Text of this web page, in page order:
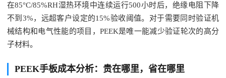
在85°C/85%RH湿热环境中连续运行500小时后，绝缘电阻下降
不到3%，远超客户设定的15%验收阈值。对于需要同时验证机
械结构和电气性能的项目，PEEK是唯一能减少验证轮次的高分
子材料。
PEEK手板成本分析：贵在哪里，省在哪里